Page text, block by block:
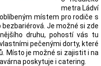
metra Ládví
místem pro rodiče s
Je možné si zde
druhu, pohostí vás tu
pečenými dorty, které
Místo je možné si zajistit i na
poskytuje i catering.